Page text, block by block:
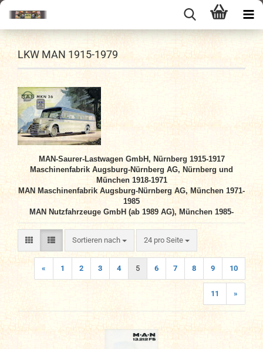
LKW MAN 1915-1979
MAN-Saurer-Lastwagen GmbH, Nürnberg 1915-1917
Maschinenfabrik Augsburg-Nürnberg AG, Nürnberg und
München 1918-1971
MAN Maschinenfabrik Augsburg-Nürnberg AG, München 1971-
1985
MAN Nutzfahrzeuge GmbH (ab 1989 AG), München 1985-
Sortieren nach
Sortieren nach 24 pro Seite
pro Seite
« 1 2 3 4 5 6 7 8 9 10
11 »